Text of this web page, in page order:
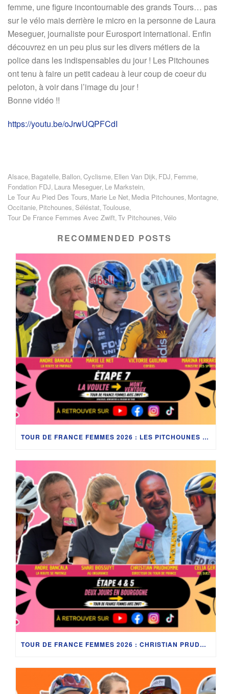
femme, une figure incontournable des grands Tours… pas
sur le vélo mais derrière le micro en la personne de Laura
Meseguer, journaliste pour Eurosport international. Enfin
découvrez en un peu plus sur les divers métiers de la
police dans les indispensables du jour ! Les Pitchounes
ont tenu à faire un petit cadeau à leur coup de coeur du
peloton, à voir dans l’image du jour !
Bonne vidéo !!
https://youtu.be/oJrwUQPFCdI
Alsace Bagatelle Ballon Cyclisme Ellen Van Dijk FDJ Femme
Fondation FDJ Laura Meseguer Le Markstein
Le Tour Au Pied Des Tours Marie Le Net Media Pitchounes Montagne
Occitanie Pitchounes Séléstat Toulouse
Tour De France Femmes Avec Zwift Tv Pitchounes Vélo
RECOMMENDED POSTS
TOUR DE FRANCE FEMMES 2026 : LES PITCHOUNES AU CŒUR DE L’ÉTAPE REINE ENTRE LA DRÔME ET LE MONT VENTOUX
TOUR DE FRANCE FEMMES 2026 : CHRISTIAN PRUDHOMME, CÉLIA GÉRY, SHARI BOSSUYT ET LES COULISSES EN BOURGOGNE